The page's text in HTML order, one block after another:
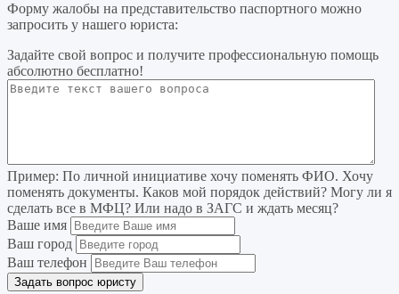
Форму жалобы на представительство паспортного можно
запросить у нашего юриста:
Задайте свой вопрос и получите профессиональную помощь
абсолютно бесплатно!
Пример: По личной инициативе хочу поменять ФИО. Хочу
поменять документы. Каков мой порядок действий? Могу ли я
сделать все в МФЦ? Или надо в ЗАГС и ждать месяц?
Ваше имя
Ваш город
Ваш телефон